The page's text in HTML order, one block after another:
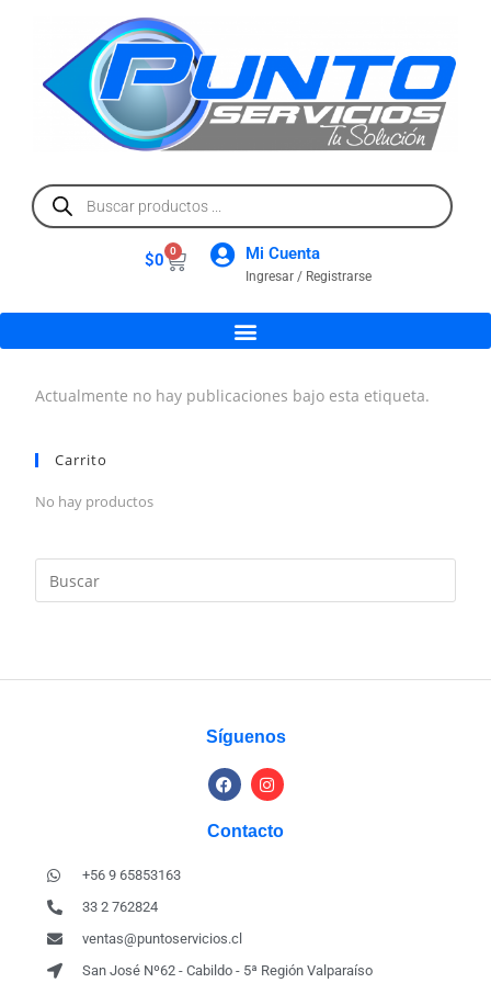
$0 0 Mi Cuenta
Ingresar / Registrarse
Actualmente no hay publicaciones bajo esta etiqueta.
Carrito
No hay productos
Síguenos
Contacto
+56 9 65853163
33 2 762824
ventas@puntoservicios.cl
San José Nº62 - Cabildo - 5ª Región Valparaíso